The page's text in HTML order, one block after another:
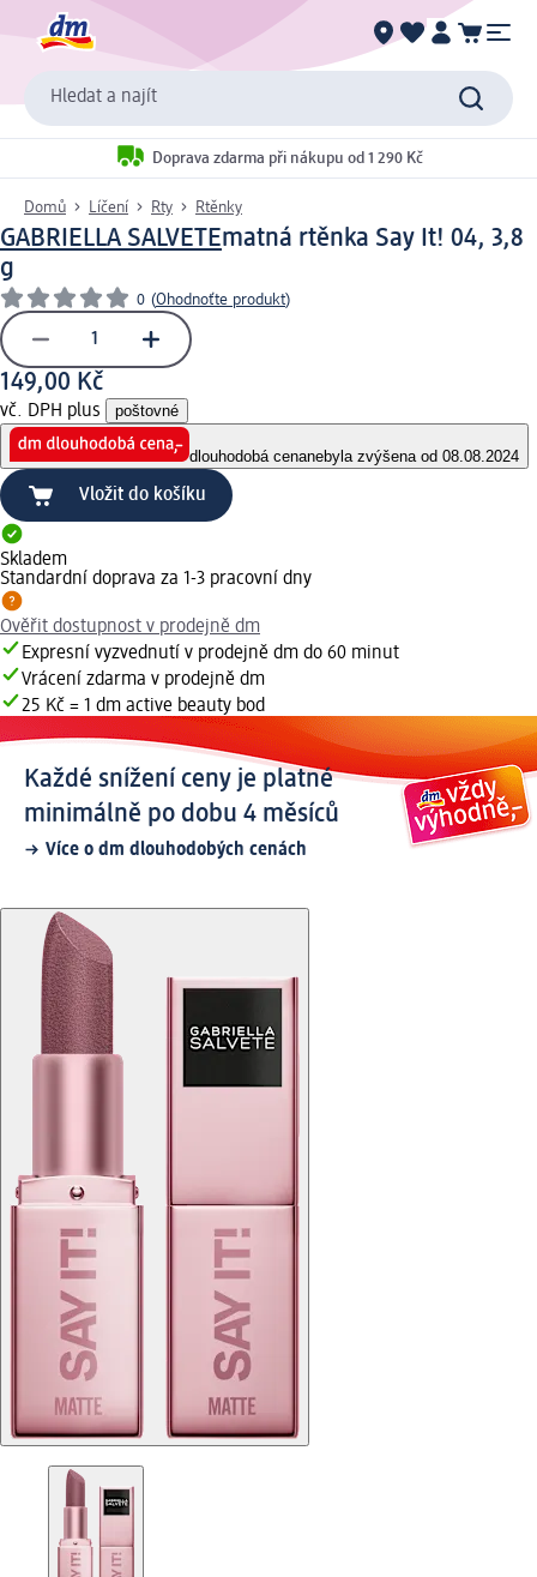
Hledat a najít
Doprava zdarma při nákupu od 1 290 Kč
Domů Líčení Rty Rtěnky
GABRIELLA SALVETEmatná rtěnka Say It! 04, 3,8
g
0 (Ohodnoťte produkt)
149,00 Kč
vč. DPH plus poštovné
dlouhodobá cenanebyla zvýšena od 08.08.2024
Vložit do košíku
Skladem
Standardní doprava za 1-3 pracovní dny
Ověřit dostupnost v prodejně dm
Expresní vyzvednutí v prodejně dm do 60 minut
Vrácení zdarma v prodejně dm
25 Kč = 1 dm active beauty bod
Každé snížení ceny je platné
minimálně po dobu 4 měsíců
Více o dm dlouhodobých cenách